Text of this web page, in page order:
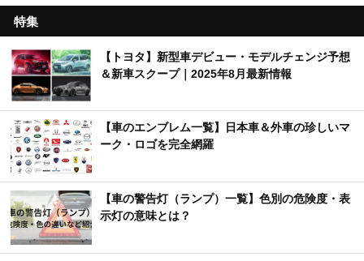
特集
【トヨタ】新型車デビュー・モデルチェンジ予想
＆新車スクープ｜2025年8月最新情報
【車のエンブレム一覧】日本車＆外車の珍しいマ
ーク・ロゴを完全網羅
【車の警告灯（ランプ）一覧】色別の危険度・表
示灯の意味とは？